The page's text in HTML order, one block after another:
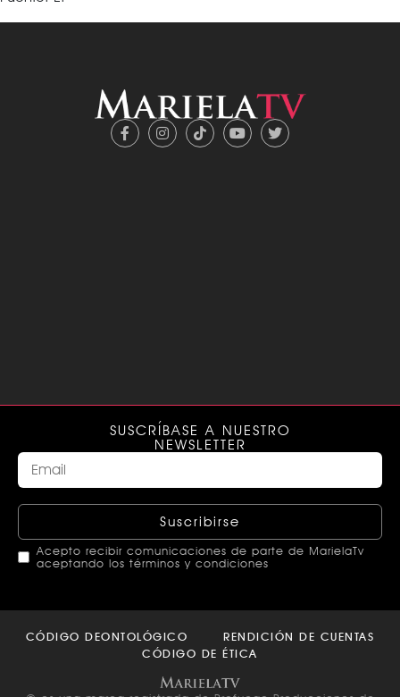
SUSCRÍBASE A NUESTRO
NEWSLETTER
Suscribirse
Acepto recibir comunicaciones de parte de MarielaTv
aceptando los términos y condiciones
should
CÓDIGO DEONTOLÓGICO
RENDICIÓN DE CUENTAS
CÓDIGO DE ÉTICA